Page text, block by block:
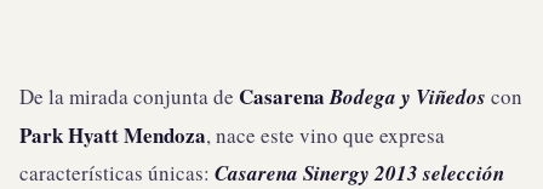
De la mirada conjunta de CasarenaBodega y Viñedos con
Park Hyatt Mendoza, nace este vino que expresa
características únicas: Casarena Sinergy2013 selección